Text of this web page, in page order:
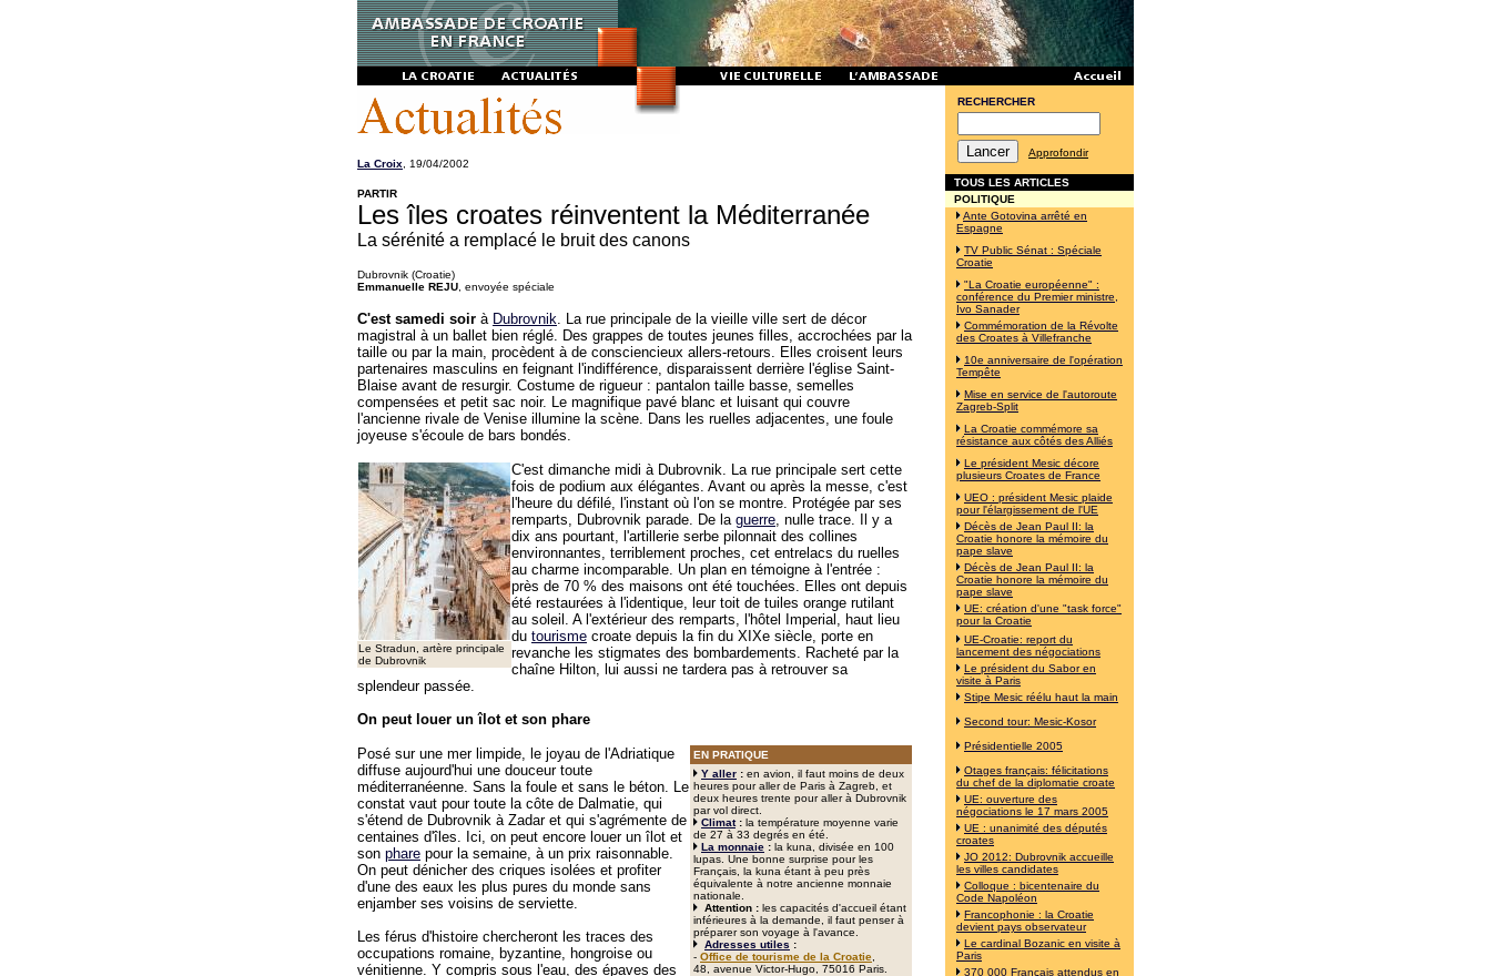
La Croix , 19/04/2002
PARTIR
Les îles croates réinventent la Méditerranée
La sérénité a remplacé le bruit des canons
Dubrovnik (Croatie)
Emmanuelle REJU , envoyée spéciale
C'est samedi soir à Dubrovnik. La rue principale de la vieille ville sert de décor
magistral à un ballet bien réglé. Des grappes de toutes jeunes filles, accrochées par la
taille ou par la main, procèdent à de consciencieux allers-retours. Elles croisent leurs
partenaires masculins en feignant l'indifférence, disparaissent derrière l'église Saint-
Blaise avant de resurgir. Costume de rigueur : pantalon taille basse, semelles
compensées et petit sac noir. Le magnifique pavé blanc et luisant qui couvre
l'ancienne rivale de Venise illumine la scène. Dans les ruelles adjacentes, une foule
joyeuse s'écoule de bars bondés.
Le Stradun, artère principale
de Dubrovnik
C'est dimanche midi à Dubrovnik. La rue principale sert cette
fois de podium aux élégantes. Avant ou après la messe, c'est
l'heure du défilé, l'instant où l'on se montre. Protégée par ses
remparts, Dubrovnik parade. De la guerre, nulle trace. Il y a
dix ans pourtant, l'artillerie serbe pilonnait des collines
environnantes, terriblement proches, cet entrelacs du ruelles
au charme incomparable. Un plan en témoigne à l'entrée :
près de 70 % des maisons ont été touchées. Elles ont depuis
été restaurées à l'identique, leur toit de tuiles orange rutilant
au soleil. A l'extérieur des remparts, l'hôtel Imperial, haut lieu
du tourisme croate depuis la fin du XIXe siècle, porte en
revanche les stigmates des bombardements. Racheté par la
chaîne Hilton, lui aussi ne tardera pas à retrouver sa
splendeur passée.
On peut louer un îlot et son phare
EN PRATIQUE
Y aller : en avion, il faut moins de deux
heures pour aller de Paris à Zagreb, et
deux heures trente pour aller à Dubrovnik
par vol direct.
Climat: la température moyenne varie
de 27 à 33 degrés en été.
La monnaie : la kuna, divisée en 100
lupas. Une bonne surprise pour les
Français, la kuna étant à peu près
équivalente à notre ancienne monnaie
nationale.
Attention : les capacités d'accueil étant
inférieures à la demande, il faut penser à
préparer son voyage à l'avance.
Adresses utiles :
- Office de tourisme de la Croatie
48, avenue Victor-Hugo, 75016 Paris.
Posé sur une mer limpide, le joyau de l'Adriatique
diffuse aujourd'hui une douceur toute
méditerranéenne. Sans la foule et sans le béton. Le
constat vaut pour toute la côte de Dalmatie, qui
s'étend de Dubrovnik à Zadar et qui s'agrémente de
centaines d'îles. Ici, on peut encore louer un îlot et
son phare pour la semaine, à un prix raisonnable.
On peut dénicher des criques isolées et profiter
d'une des eaux les plus pures du monde sans
enjamber ses voisins de serviette.
Les férus d'histoire chercheront les traces des
occupations romaine, byzantine, hongroise ou
vénitienne. Y compris sous l'eau, des épaves des
RECHERCHER
Approfondir
TOUS LES ARTICLES
POLITIQUE
Ante Gotovina arrêté en
Espagne
TV Public Sénat : Spéciale
Croatie
"La Croatie européenne" :
conférence du Premier ministre,
Ivo Sanader
Commémoration de la Révolte
des Croates à Villefranche
10e anniversaire de l'opération
Tempête
Mise en service de l'autoroute
Zagreb-Split
La Croatie commémore sa
résistance aux côtés des Alliés
Le président Mesic décore
plusieurs Croates de France
UEO : président Mesic plaide
pour l'élargissement de l'UE
Décès de Jean Paul II: la
Croatie honore la mémoire du
pape slave
Décès de Jean Paul II: la
Croatie honore la mémoire du
pape slave
UE: création d'une "task force"
pour la Croatie
UE-Croatie: report du
lancement des négociations
Le président du Sabor en
visite à Paris
Stipe Mesic réélu haut la main
Second tour: Mesic-Kosor
Présidentielle 2005
Otages français: félicitations
du chef de la diplomatie croate
UE: ouverture des
négociations le 17 mars 2005
UE : unanimité des députés
croates
JO 2012: Dubrovnik accueille
les villes candidates
Colloque : bicentenaire du
Code Napoléon
Francophonie : la Croatie
devient pays observateur
Le cardinal Bozanic en visite à
Paris
370 000 Français attendus en